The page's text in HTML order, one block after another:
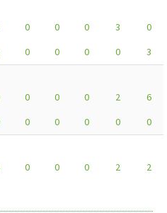
0 0 0 3
0
0 0 0 0
3
0 0 0 2
6
0 0 0 0
0
0 0 0 2 2